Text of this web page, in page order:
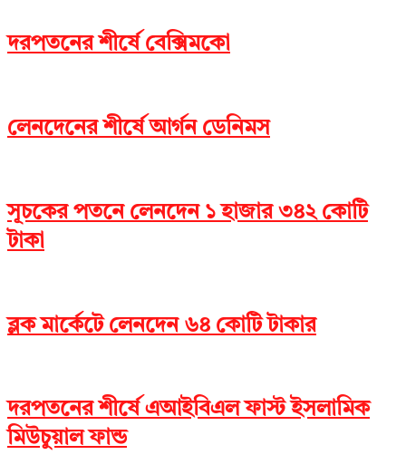
দরপতনের শীর্ষে বেক্সিমকো
লেনদেনের শীর্ষে আর্গন ডেনিমস
সূচকের পতনে লেনদেন ১ হাজার ৩৪২ কোটি
টাকা
ব্লক মার্কেটে লেনদেন ৬৪ কোটি টাকার
দরপতনের শীর্ষে এআইবিএল ফাস্ট ইসলামিক
মিউচুয়াল ফান্ড